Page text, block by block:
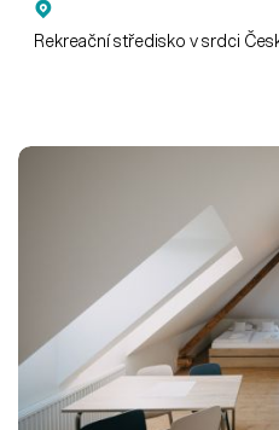
Rekreační středisko v srdci